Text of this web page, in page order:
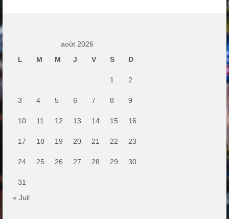
août 2026
L
M M J V S D
1 2
3 4 5 6 7 8 9
10 11 12 13 14 15 16
17 18 19 20 21 22 23
24 25 26 27 28 29 30
31
« Juil